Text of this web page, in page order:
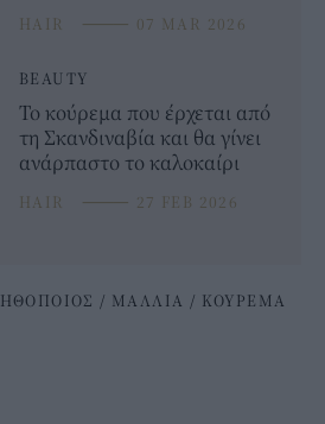
HAIR ⸻ 07 MAR 2026
BEAUTY
Το κούρεμα που έρχεται από
τη Σκανδιναβία και θα γίνει
ανάρπαστο το καλοκαίρι
HAIR ⸻ 27 FEB 2026
ΗΘΟΠΟΙΟΣ / ΜΑΛΛΙΑ / ΚΟΥΡΕΜΑ